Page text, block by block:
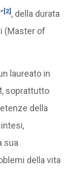
”[2] , della durata
(Master of
laureato in
soprattutto
della
sua
della vita